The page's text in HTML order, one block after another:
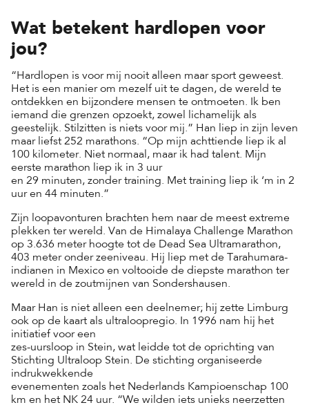
Wat betekent hardlopen voor
jou?
“Hardlopen is voor mij nooit alleen maar sport geweest.
Het is een manier om mezelf uit te dagen, de wereld te
ontdekken en bijzondere mensen te ontmoeten. Ik ben
iemand die grenzen opzoekt, zowel lichamelijk als
geestelijk. Stilzitten is niets voor mij.” Han liep in zijn leven
maar liefst 252 marathons. “Op mijn achttiende liep ik al
100 kilometer. Niet normaal, maar ik had talent. Mijn
eerste marathon liep ik in 3 uur
en 29 minuten, zonder training. Met training liep ik ‘m in 2
uur en 44 minuten.”
Zijn loopavonturen brachten hem naar de meest extreme
plekken ter wereld. Van de Himalaya Challenge Marathon
op 3.636 meter hoogte tot de Dead Sea Ultramarathon,
403 meter onder zeeniveau. Hij liep met de Tarahumara-
indianen in Mexico en voltooide de diepste marathon ter
wereld in de zoutmijnen van Sondershausen.
Maar Han is niet alleen een deelnemer; hij zette Limburg
ook op de kaart als ultraloopregio. In 1996 nam hij het
initiatief voor een
zes-uursloop in Stein, wat leidde tot de oprichting van
Stichting Ultraloop Stein. De stichting organiseerde
indrukwekkende
evenementen zoals het Nederlands Kampioenschap 100
km en het NK 24 uur. “We wilden iets unieks neerzetten